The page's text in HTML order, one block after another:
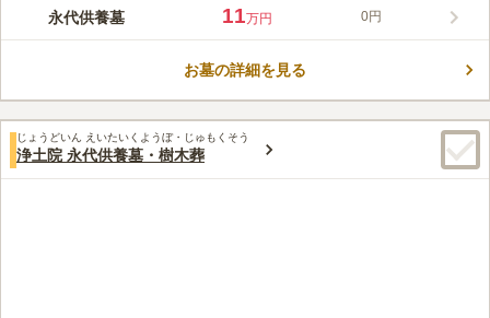
授かり観音」の寺としても信仰されています。地元の絵師・高橋
雨山が描いた野の花の「天井画」から、「花の絵のある寺」とし
ープンする永代供養墓・樹木葬エリアは、現代の悩みである後継
この霊園はまだ誰からも評価されていません。
永代供養墓 11万円 0円
お墓の詳細を見る
じょうどいん えいたいくようぼ・じゅもくそう
浄土院 永代供養墓・樹木葬